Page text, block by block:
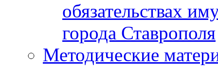
обязательствах
города Ставрополя
Методические